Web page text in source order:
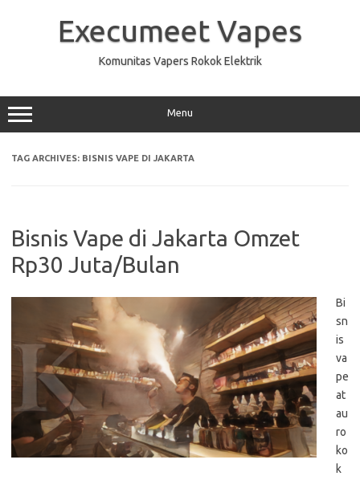
Execumeet Vapes
Komunitas Vapers Rokok Elektrik
Menu
TAG ARCHIVES: BISNIS VAPE DI JAKARTA
Bisnis Vape di Jakarta Omzet
Rp30 Juta/Bulan
Bi
sn
is
va
pe
at
au
ro
ko
k